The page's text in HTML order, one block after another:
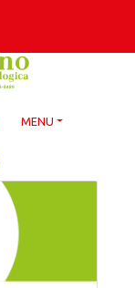
MENU